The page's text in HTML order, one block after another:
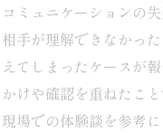
コミュニケーションの
相手が理解できなかっ
えてしまったケースが
かけや確認を重ねたこ
現場での体験談を参考